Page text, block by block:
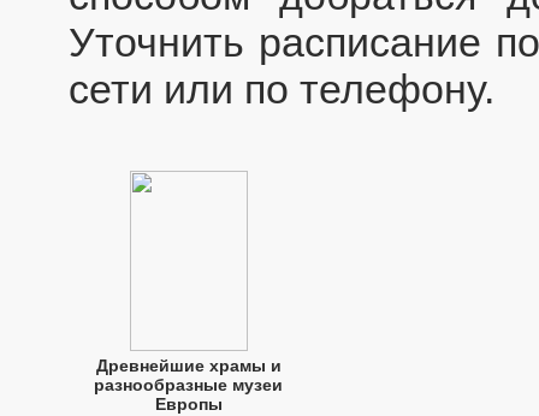
Уточнить расписание
сети или по телефону.
Древнейшие храмы и
разнообразные музеи
Европы